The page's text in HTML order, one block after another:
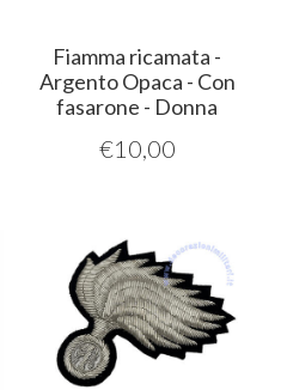
Fiamma ricamata -
Argento Opaca - Con
fasarone - Donna
€10,00